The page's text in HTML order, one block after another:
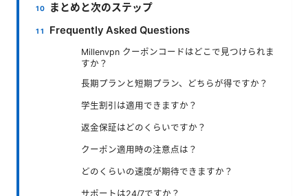
まとめと次のステップ
Frequently Asked Questions
Millenvpn クーポンコードはどこで見つけられま
すか？
長期プランと短期プラン、どちらが得ですか？
学生割引は適用できますか？
返金保証はどのくらいですか？
クーポン適用時の注意点は？
どのくらいの速度が期待できますか？
サポートは24/7ですか？